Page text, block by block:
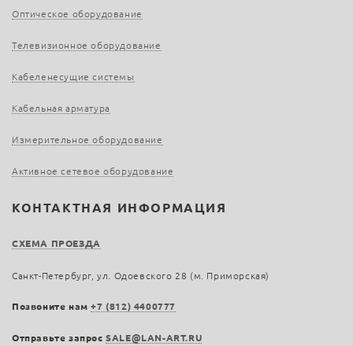
Оптическое оборудование
Телевизионное оборудование
Кабеленесущие системы
Кабельная арматура
Измерительное оборудование
Активное сетевое оборудование
КОНТАКТНАЯ ИНФОРМАЦИЯ
СХЕМА ПРОЕЗДА
Санкт-Петербург, ул. Одоевского 28 (м. Приморская)
Позвоните нам+7 (812) 4400777
Отправьте запросSALE@LAN-ART.RU